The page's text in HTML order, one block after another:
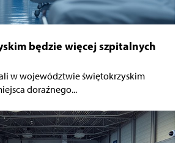
będzie więcej szpitalnych
w województwie świętokrzyskim
doraźnego...